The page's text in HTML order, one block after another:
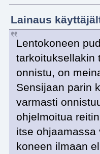
Lainaus
Lentokoneen
tarkoituksellakin
onnistu, on
Sensijaan parin
varmasti
ohjelmoitua
itse ohjaamassa
koneen ilmaan